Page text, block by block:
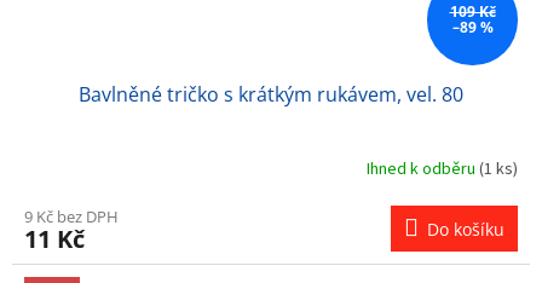
109 Kč
–89 %
Bavlněné tričko s krátkým rukávem, vel. 80
Ihned k odběru (1 ks)
9 Kč bez DPH
11 Kč Do košíku